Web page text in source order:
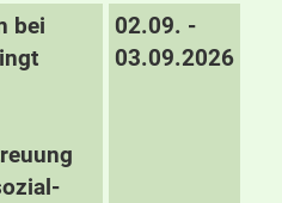
bei
02.09. -
03.09.2026